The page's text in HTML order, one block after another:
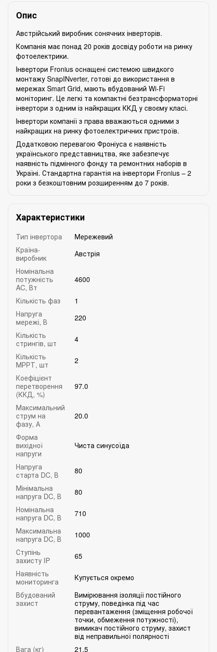
Опис
Австрійський виробник сонячних інверторів.
Компанія має понад 20 років досвіду роботи на ринку
фотоелектрики.
Інвертори Fronius оснащені системою швидкого
монтажу SnapINverter, готові до використання в
мережах Smart Grid, мають вбудований Wi-Fi
моніторинг. Це легкі та компактні безтрансформаторні
інвертори з одним із найкращих ККД у своєму класі.
Інвертори компанії з права вважаються одними з
найкращих на ринку фотоелектричних пристроїв.
Додатковою перевагою Фроніуса є наявність
українського представництва, яке забезпечує
наявність підмінного фонду та ремонтних наборів в
Україні. Стандартна гарантія на інвертори Fronius – 2
роки з безкоштовним розширенням до 7 років.
Характеристики
Тип інвертора
Мережевий
Країна-
виробник
Австрія
Номінальна
потужність
AC, Вт
4600
Кількість фаз
1
Напруга
мережі, В
220
Кількість
стрингів, шт
4
Кількість
МРРТ, шт
2
Коефіцієнт
перетворення
(ККД, %)
97.0
Максимальний
струм на
фазу, А
20.0
Форма
вихідної
напруги
Чиста синусоїда
Напруга
старта DC, В
80
Мінімальна
напруга DC, В
80
Номінальна
напруга DC, В
710
Максимальна
напруга DC, В
1000
Ступінь
захисту IP
65
Наявність
мониторинга
Купується окремо
Вбудований
захист
Вимірювання ізоляції постійного
струму, поведінка під час
перевантаження (зміщення робочої
точки, обмеження потужності),
вимикач постійного струму, захист
від неправильної полярності
Вага (кг)
21.5